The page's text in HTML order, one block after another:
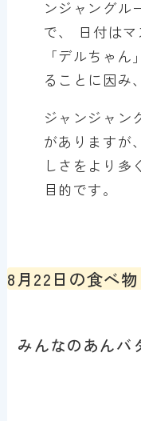
ンジャングル
で、 日付は
「デルちゃ
ることに因み
ジャンジャン
がありますが
しさをより多
目的です。
8月22日の食べ物
みんなのあんバ